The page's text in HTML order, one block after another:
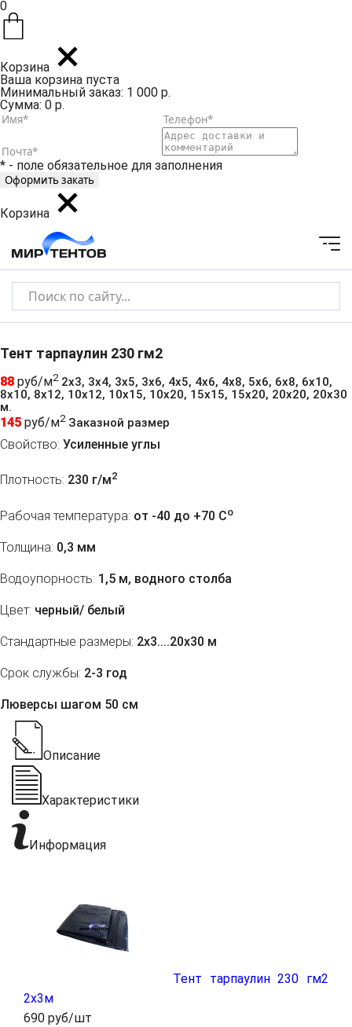
0
Корзина
Ваша корзина пуста
Минимальный заказ: 1 000 р.
Сумма: 0 р.
* - поле обязательное для заполнения
Корзина
Тент тарпаулин 230 гм2
88 руб/м2 2х3, 3х4, 3х5, 3х6, 4х5, 4х6, 4х8, 5х6, 6х8, 6х10,
8х10, 8х12, 10х12, 10х15, 10х20, 15х15, 15х20, 20х20, 20х30
м.
145 руб/м2 Заказной размер
Свойство: Усиленные углы
Плотность: 230 г/м2
Рабочая температура: от -40 до +70 Co
Толщина: 0,3 мм
Водоупорность: 1,5 м, водного столба
Цвет: черный/ белый
Стандартные размеры: 2х3....20х30 м
Срок службы: 2-3 год
Люверсы шагом 50 см
Описание
Характеристики
Информация
Тент тарпаулин 230 гм2
2x3м
690 руб/шт